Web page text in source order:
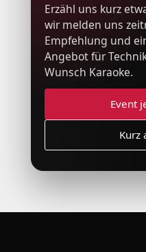
Erzähl uns kurz
wir melden uns
Empfehlung und
Angebot für
Wunsch Karaoke.
Event
Kurz